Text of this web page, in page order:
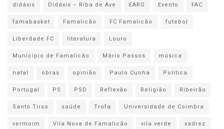
didáxis
Didáxis – Riba de Ave EARO Evento
FAC
famabasket
Famalicão FC Famalicão
futebol
Liberdade FC
literatura
Louro
Município de Famalicão
Mário Passos
música
natal
obras opinião Paulo Cunha
Politica
Portugal
PS PSD Reflexão Religião
Ribeirão
Santo Tirso
saúde Trofa
Universidade de Coimbra
vermoim
Vila Nova de Famalicão vila verde xadrez